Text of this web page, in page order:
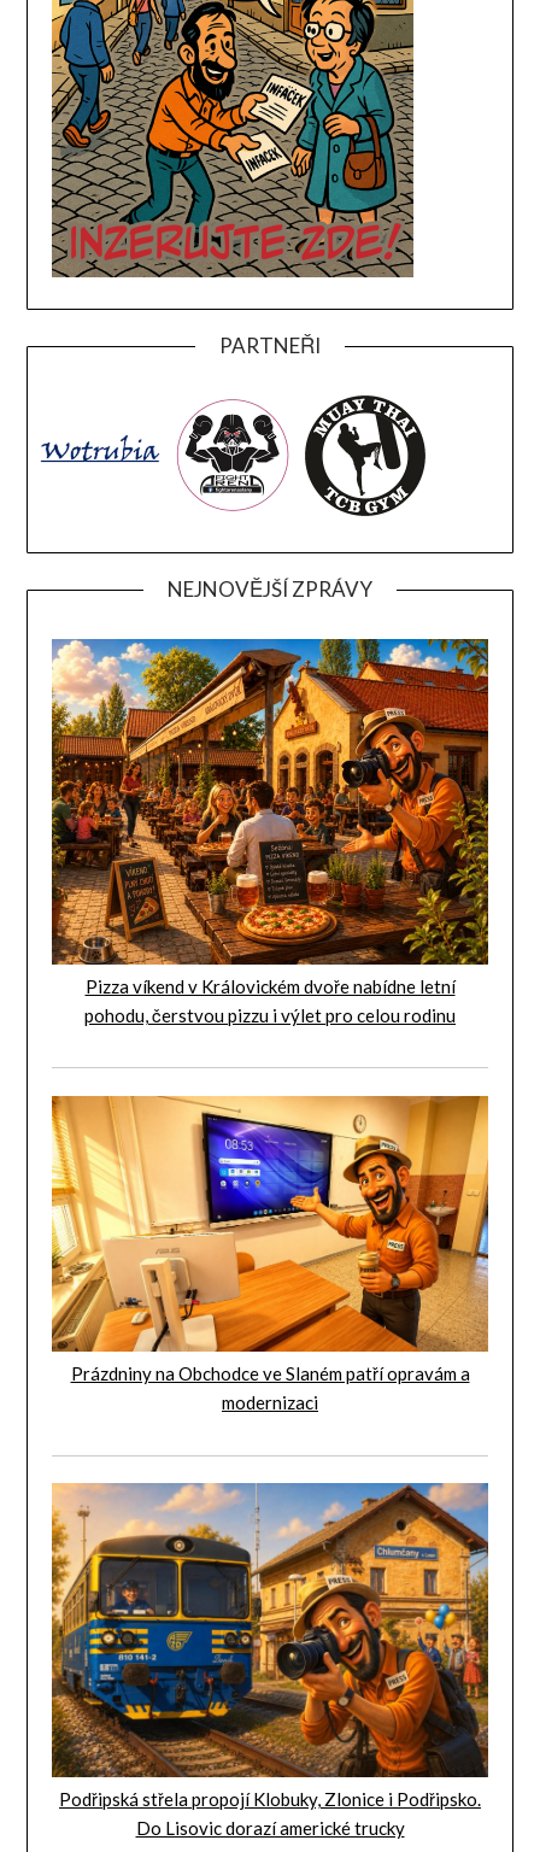
PARTNEŘI
NEJNOVĚJŠÍ ZPRÁVY
Pizza víkend v Královickém dvoře nabídne letní
pohodu, čerstvou pizzu i výlet pro celou rodinu
Prázdniny na Obchodce ve Slaném patří opravám a
modernizaci
Podřipská střela propojí Klobuky, Zlonice i Podřipsko.
Do Lisovic dorazí americké trucky